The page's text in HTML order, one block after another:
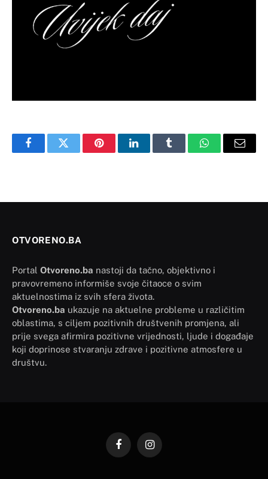
FacebookTwitter PinterestLinkedInTumblr WhatsAppEmail
OTVORENO.BA
Portal Otvoreno.ba nastoji da tačno, objektivno i
pravovremeno informiše svoje čitaoce o svim
aktuelnostima iz svih sfera života.
Otvoreno.ba ukazuje na aktuelne probleme u različitim
oblastima, s ciljem pozitivnih društvenih promjena, ali
prije svega afirmira pozitivne vrijednosti, ljude i događaje
koji doprinose stvaranju zdrave i pozitivne atmosfere u
društvu.
FacebookInstagram